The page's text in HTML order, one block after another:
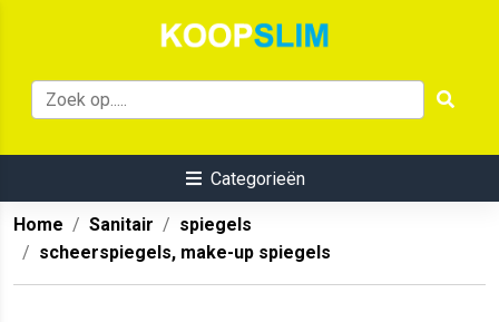
Categorieën
Home Sanitair
spiegels
scheerspiegels, make-up spiegels